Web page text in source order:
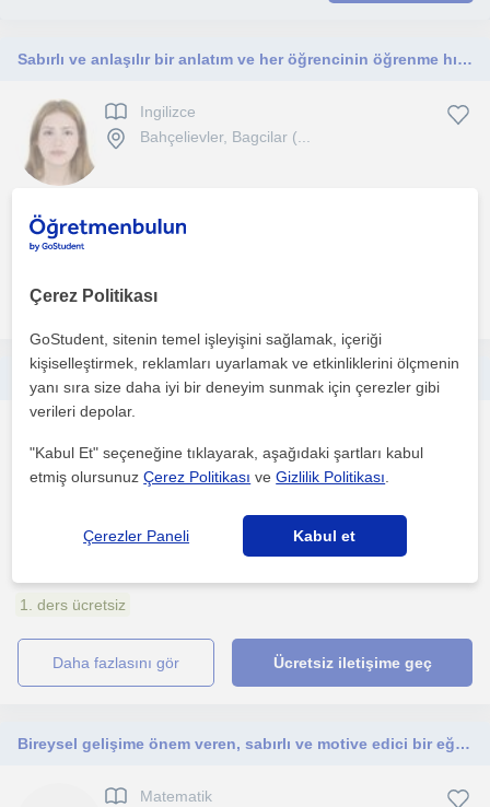
Sabırlı ve anlaşılır bir anlatım ve her öğrencinin öğrenme hızına uygun şekilde ilerleyerek kalıcı başarı hedefliyorum.
Ingilizce
Bahçelievler, Bagcilar (...
Kimya mühendisligi ögrencisi olarak derslerimde ezber yerine
mantigi anlamaya odaklaniyorum. Konu anlatimi, bol sor...
daha fazlasını gör
Dil ve Konuşma Terapisti|Online ve Yüz Yüze Seanslar
Bahçelievler, Bagcilar (...
Merhaba!Ben dil ve konusma terapistiyim.Çocuk ve yetiskinlerde
konusma,dil ve kekemelik problemlerine destek veriyo...
1. ders ücretsiz
daha fazlasını gör Ücretsiz iletişime geç
Bireysel gelişime önem veren, sabırlı ve motive edici bir eğitmenim; derslerim başarıyı hedefleyen tüm öğrencilere yöneliktir.
Matematik
Çerez Politikası
GoStudent, sitenin temel işleyişini sağlamak, içeriği
kişiselleştirmek, reklamları uyarlamak ve etkinliklerini ölçmenin
yanı sıra size daha iyi bir deneyim sunmak için çerezler gibi
verileri depolar.
"Kabul Et" seçeneğine tıklayarak, aşağıdaki şartları kabul
etmiş olursunuzÇerez Politikası veGizlilik Politikası
Çerezler Paneli Kabul et